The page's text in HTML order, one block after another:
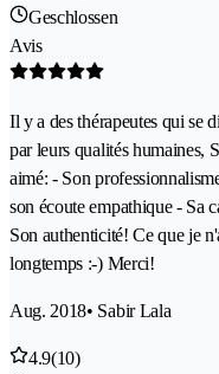
Geschlossen
Avis
Il y a des thérapeutes qui se
par leurs qualités humaines,
aimé: - Son
son écoute empathique - Sa
Son authenticité! Ce que je
longtemps :-) Merci!
Aug. 2018• Sabir Lala
4.9(10)